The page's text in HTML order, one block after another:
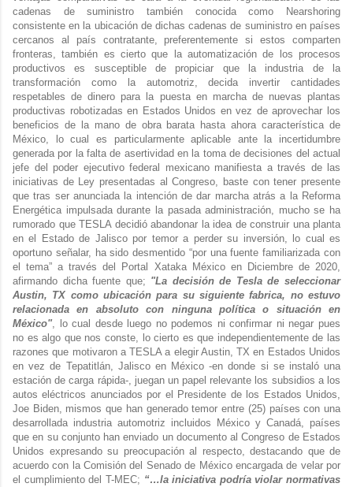
cadenas de suministro también conocida como Nearshoring
consistente en la ubicación de dichas cadenas de suministro en países
cercanos al país contratante, preferentemente si estos comparten
fronteras, también es cierto que la automatización de los procesos
productivos es susceptible de propiciar que la industria de la
transformación como la automotriz, decida invertir cantidades
respetables de dinero para la puesta en marcha de nuevas plantas
productivas robotizadas en Estados Unidos en vez de aprovechar los
beneficios de la mano de obra barata hasta ahora característica de
México, lo cual es particularmente aplicable ante la incertidumbre
generada por la falta de asertividad en la toma de decisiones del actual
jefe del poder ejecutivo federal mexicano manifiesta a través de las
iniciativas de Ley presentadas al Congreso, baste con tener presente
que tras ser anunciada la intención de dar marcha atrás a la Reforma
Energética impulsada durante la pasada administración, mucho se ha
rumorado que TESLA decidió abandonar la idea de construir una planta
en el Estado de Jalisco por temor a perder su inversión, lo cual es
oportuno señalar, ha sido desmentido “por una fuente familiarizada con
el tema” a través del Portal Xataka México en Diciembre de 2020,
afirmando dicha fuente que; "La decisión de Tesla de seleccionar
Austin, TX como ubicación para su siguiente fabrica, no estuvo
relacionada en absoluto con ninguna política o situación en
México", lo cual desde luego no podemos ni confirmar ni negar pues
no es algo que nos conste, lo cierto es que independientemente de las
razones que motivaron a TESLA a elegir Austin, TX en Estados Unidos
en vez de Tepatitlán, Jalisco en México -en donde si se instaló una
estación de carga rápida-, juegan un papel relevante los subsidios a los
autos eléctricos anunciados por el Presidente de los Estados Unidos,
Joe Biden, mismos que han generado temor entre (25) países con una
desarrollada industria automotriz incluidos México y Canadá, países
que en su conjunto han enviado un documento al Congreso de Estados
Unidos expresando su preocupación al respecto, destacando que de
acuerdo con la Comisión del Senado de México encargada de velar por
el cumplimiento del T-MEC; “…la iniciativa podría violar normativas